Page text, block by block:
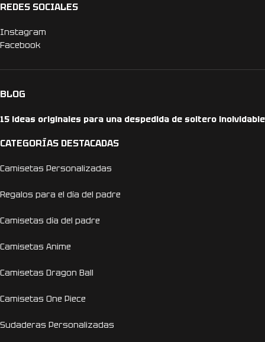
REDES SOCIALES
Instagram
Facebook
BLOG
15 ideas originales para una despedida de soltero inolvidable
CATEGORÍAS DESTACADAS
Camisetas Personalizadas
Regalos para el día del padre
Camisetas día del padre
Camisetas Anime
Camisetas Dragon Ball
Camisetas One Piece
Sudaderas Personalizadas